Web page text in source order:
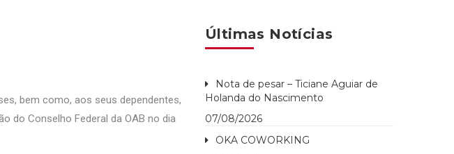
bem como, aos seus dependentes,
do Conselho Federal da OAB no dia
Últimas Notícias
Nota de pesar – Ticiane Aguiar de
Holanda do Nascimento
07/08/2026
OKA COWORKING